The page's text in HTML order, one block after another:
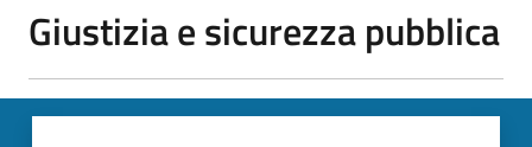
Giustizia e sicurezza pubblica